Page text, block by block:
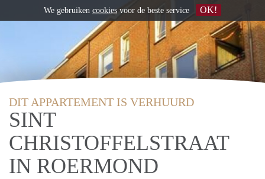
DIT APPARTEMENT IS VERHUURD
SINT
CHRISTOFFELSTRAAT
IN ROERMOND
We gebruiken cookies voor de beste service OK!